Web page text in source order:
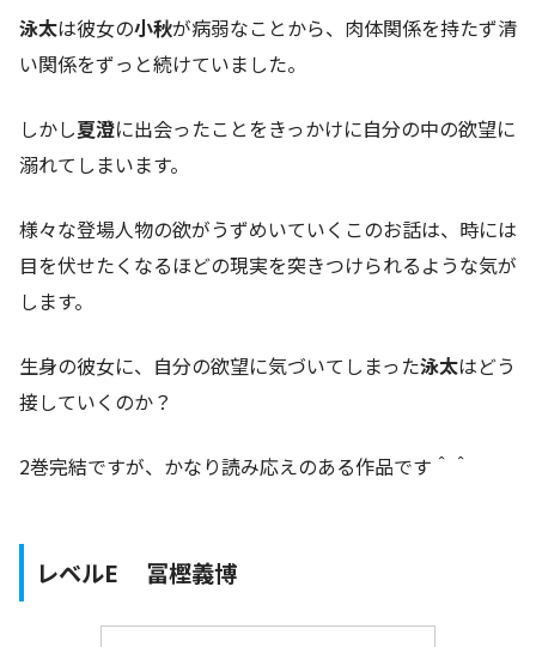
泳太は彼女の小秋が病弱なことから、肉体関係を持たず清
い関係をずっと続けていました。
しかし夏澄に出会ったことをきっかけに自分の中の欲望に
溺れてしまいます。
様々な登場人物の欲がうずめいていくこのお話は、時には
目を伏せたくなるほどの現実を突きつけられるような気が
します。
生身の彼女に、自分の欲望に気づいてしまった泳太はどう
接していくのか？
2巻完結ですが、かなり読み応えのある作品です＾＾
レベルE 冨樫義博